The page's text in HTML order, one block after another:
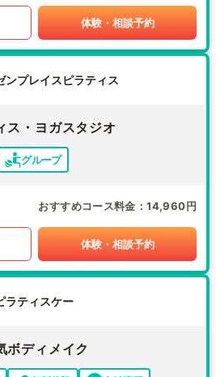
体験・相談予約
ンプレイスピラティス
ス・ヨガスタジオ
グループ
おすすめコース料金 14,960円
体験・相談予約
ラティスケー
ボディメイク